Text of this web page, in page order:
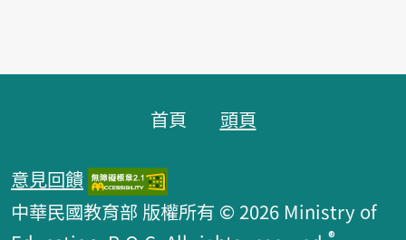
首頁 頭頁
意見回饋
中華民國教育部 版權所有 © 2026 Ministry of